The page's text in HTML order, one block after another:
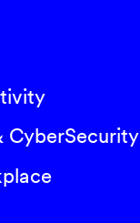
CyberSecurity